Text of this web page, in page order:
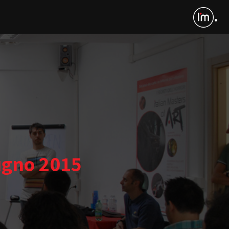
2015